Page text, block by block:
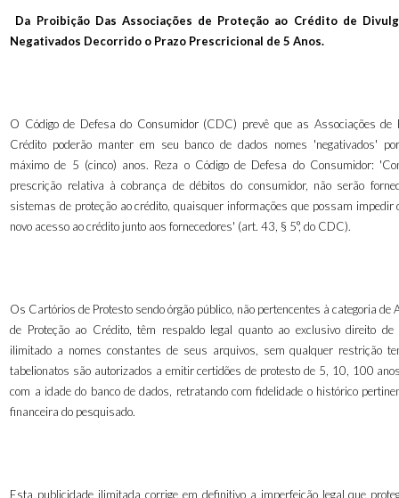
Da Proibição Das Associações de Proteção ao Crédito de
Negativados Decorrido o Prazo Prescricional de 5 Anos.
O Código de Defesa do Consumidor (CDC) prevê que as Associações de
Crédito poderão manter em seu banco de dados nomes 'negativados'
máximo de 5 (cinco) anos. Reza o Código de Defesa do Consumidor:
prescrição relativa à cobrança de débitos do consumidor, não serão
sistemas de proteção ao crédito, quaisquer informações que possam impedir
novo acesso ao crédito junto aos fornecedores' (art. 43, § 5°, do CDC).
Os Cartórios de Protesto sendo órgão público, não pertencentes à categoria de
de Proteção ao Crédito, têm respaldo legal quanto ao exclusivo direito de
ilimitado a nomes constantes de seus arquivos, sem qualquer restrição
tabelionatos são autorizados a emitir certidões de protesto de 5, 10, 100
com a idade do banco de dados, retratando com fidelidade o histórico
financeira do pesquisado.
Esta publicidade ilimitada corrige em definitivo a imperfeição legal que